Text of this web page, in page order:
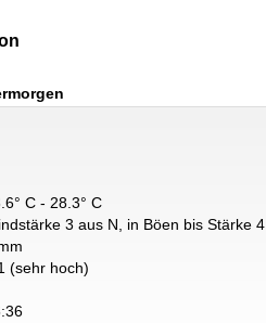
C - 28.3° C
3 aus N, in Böen bis Stärke 4
(sehr hoch)